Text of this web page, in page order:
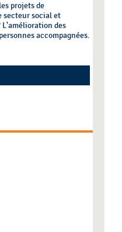
projets de
secteur social et
des
accompagnées.